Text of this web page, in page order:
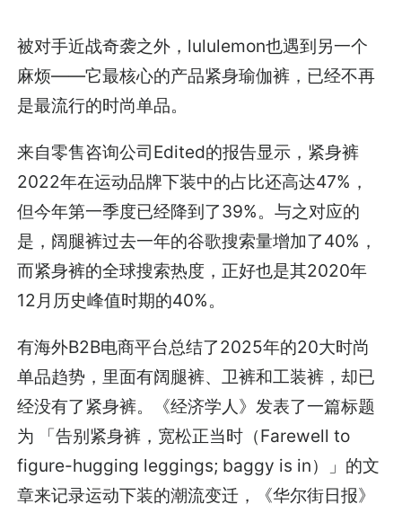
被对手近战奇袭之外，lululemon也遇到另一个
麻烦——它最核心的产品紧身瑜伽裤，已经不再
是最流行的时尚单品。
来自零售咨询公司Edited的报告显示，紧身裤
2022年在运动品牌下装中的占比还高达47%，
但今年第一季度已经降到了39%。与之对应的
是，阔腿裤过去一年的谷歌搜索量增加了40%，
而紧身裤的全球搜索热度，正好也是其2020年
12月历史峰值时期的40%。
有海外B2B电商平台总结了2025年的20大时尚
单品趋势，里面有阔腿裤、卫裤和工装裤，却已
经没有了紧身裤。《经济学人》发表了一篇标题
为 「告别紧身裤，宽松正当时（Farewell to
figure-hugging leggings; baggy is in）」的文
章来记录运动下装的潮流变迁，《华尔街日报》